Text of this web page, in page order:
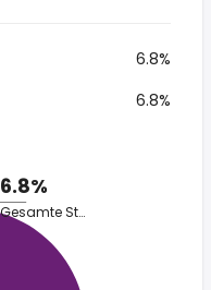
6.8%
6.8%
6.8%
Gesamte Steuer